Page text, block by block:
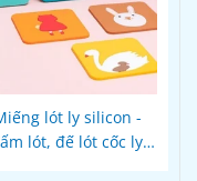
lót ly silicon -
lót, đế lót cốc ly